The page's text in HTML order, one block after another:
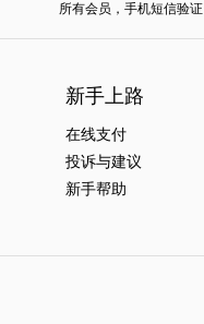
所有会员，手机短信验证
新手上路
在线支付
投诉与建议
新手帮助